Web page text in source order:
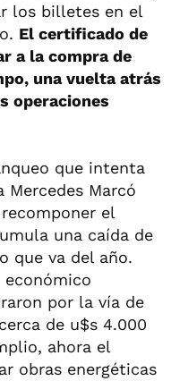
los billetes en el
El certificado de
a la compra de
una vuelta atrás
operaciones
que intenta
Mercedes Marcó
el
una caída de
que va del año.
económico
por la vía de
de u$s 4.000
ahora el
obras energéticas